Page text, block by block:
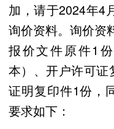
加，请于2024年4
询价资料。询价资
报价文件原件1
本）、开户许可
证明复印件1份，
要求如下：